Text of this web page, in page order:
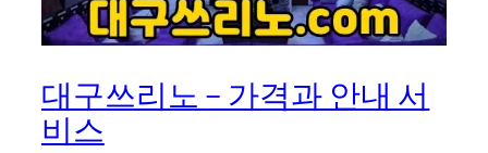
대구쓰리노 – 가격과 안내 서
비스